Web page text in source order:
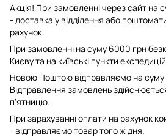
Акція! При замовленні через сайт на
- доставка у відділення або
рахунок.
При замовленні на суму 6000 грн
Києву та на київські пункти
Новою Поштою відправляємо на суму
Відправлення замовлень
п'ятницю.
При зарахуванні оплати на рахунок
- відправляємо товар того ж дня.